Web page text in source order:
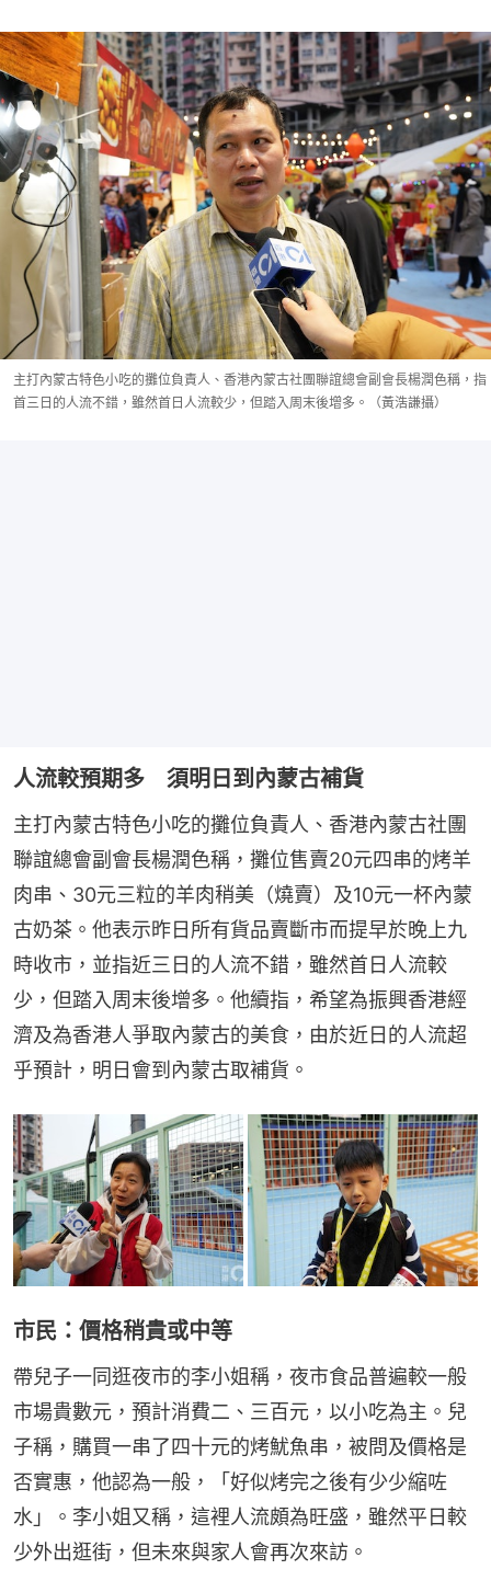
主打內蒙古特色小吃的攤位負責人、香港內蒙古社團聯誼總會副會長楊潤色稱，指
首三日的人流不錯，雖然首日人流較少，但踏入周末後增多。（黃浩謙攝）
人流較預期多 須明日到內蒙古補貨
主打內蒙古特色小吃的攤位負責人、香港內蒙古社團
聯誼總會副會長楊潤色稱，攤位售賣20元四串的烤羊
肉串、30元三粒的羊肉稍美（燒賣）及10元一杯內蒙
古奶茶。他表示昨日所有貨品賣斷市而提早於晚上九
時收市，並指近三日的人流不錯，雖然首日人流較
少，但踏入周末後增多。他續指，希望為振興香港經
濟及為香港人爭取內蒙古的美食，由於近日的人流超
乎預計，明日會到內蒙古取補貨。
市民：價格稍貴或中等
帶兒子一同逛夜市的李小姐稱，夜市食品普遍較一般
市場貴數元，預計消費二、三百元，以小吃為主。兒
子稱，購買一串了四十元的烤魷魚串，被問及價格是
否實惠，他認為一般，「好似烤完之後有少少縮咗
水」。李小姐又稱，這裡人流頗為旺盛，雖然平日較
少外出逛街，但未來與家人會再次來訪。